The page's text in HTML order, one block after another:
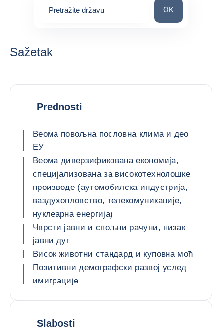
Pretražite državu Pretražite državu
OK
Sažetak
Prednosti
Веома повољна пословна клима и део
ЕУ
Веома диверзификована економија,
специјализована за високотехнолошке
производе (аутомобилска индустрија,
ваздухопловство, телекомуникације,
нуклеарна енергија)
Чврсти јавни и спољни рачуни, низак
јавни дуг
Висок животни стандард и куповна моћ
Позитивни демографски развој услед
имиграције
Slabosti